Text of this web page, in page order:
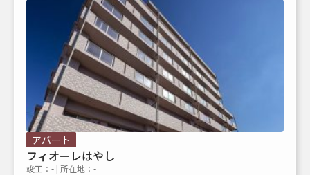
アパート
フィオーレはやし
竣工：- | 所在地：-